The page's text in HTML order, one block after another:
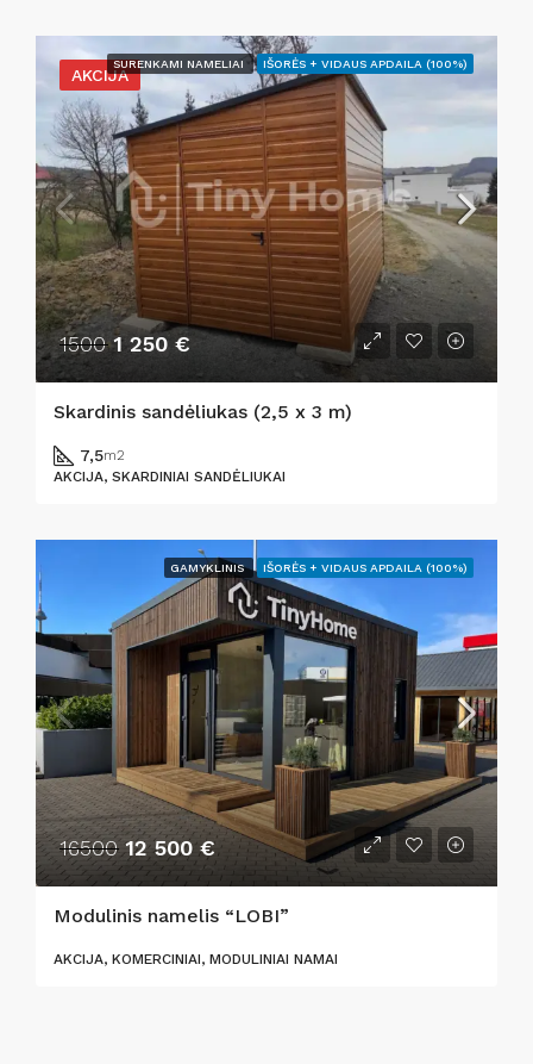
AKCIJA
SURENKAMI NAMELIAI IŠORĖS + VIDAUS APDAILA (100%)
15001 250 €
Skardinis sandėliukas (2,5 x 3 m)
7,5m2
AKCIJA, SKARDINIAI SANDĖLIUKAI
GAMYKLINIS IŠORĖS + VIDAUS APDAILA (100%)
1650012 500 €
Modulinis namelis “LOBI”
AKCIJA, KOMERCINIAI, MODULINIAI NAMAI